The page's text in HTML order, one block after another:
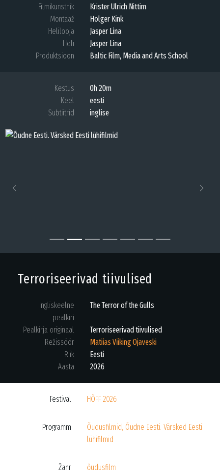
Filmikunstnik
Krister Ulrich Nittim
Montaaž
Holger Kink
Helilooja
Jasper Lina
Heli
Jasper Lina
Produktsioon
Baltic Film, Media and Arts School
Kestus
0h 20m
Keel
eesti
Subtiitrid
inglise
Terroriseerivad tiivulised
Ingliskeelne
pealkiri
The Terror of the Gulls
Pealkirja originaal
Terroriseerivad tiivulised
Režissöör
Matiias Viiking Ojaveski
Riik
Eesti
Aasta
2026
Festival HÕFF 2026
Programm Õudusfilmid, Õudne Eesti. Värsked Eesti
lühifilmid
Žanr õudusfilm